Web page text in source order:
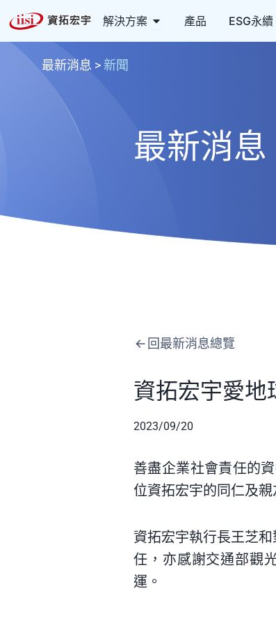
至
主
解決方案 Open 解決方案
產品 ESG永續
最新消息 > 新聞
最新消息
回最新消息總覽
資拓宏宇愛地
2023/09/20
善盡企業社會責任的
位資拓宏宇的同仁及
資拓宏宇執行長王芝
任，亦感謝交通部觀
運。